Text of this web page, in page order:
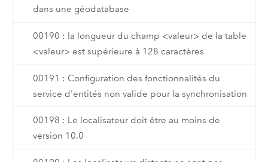
dans une géodatabase
00190 : la longueur du champ <valeur> de la table
<valeur> est supérieure à 128 caractères
00191 : Configuration des fonctionnalités du
service d'entités non valide pour la synchronisation
00198 : Le localisateur doit être au moins de
version 10.0